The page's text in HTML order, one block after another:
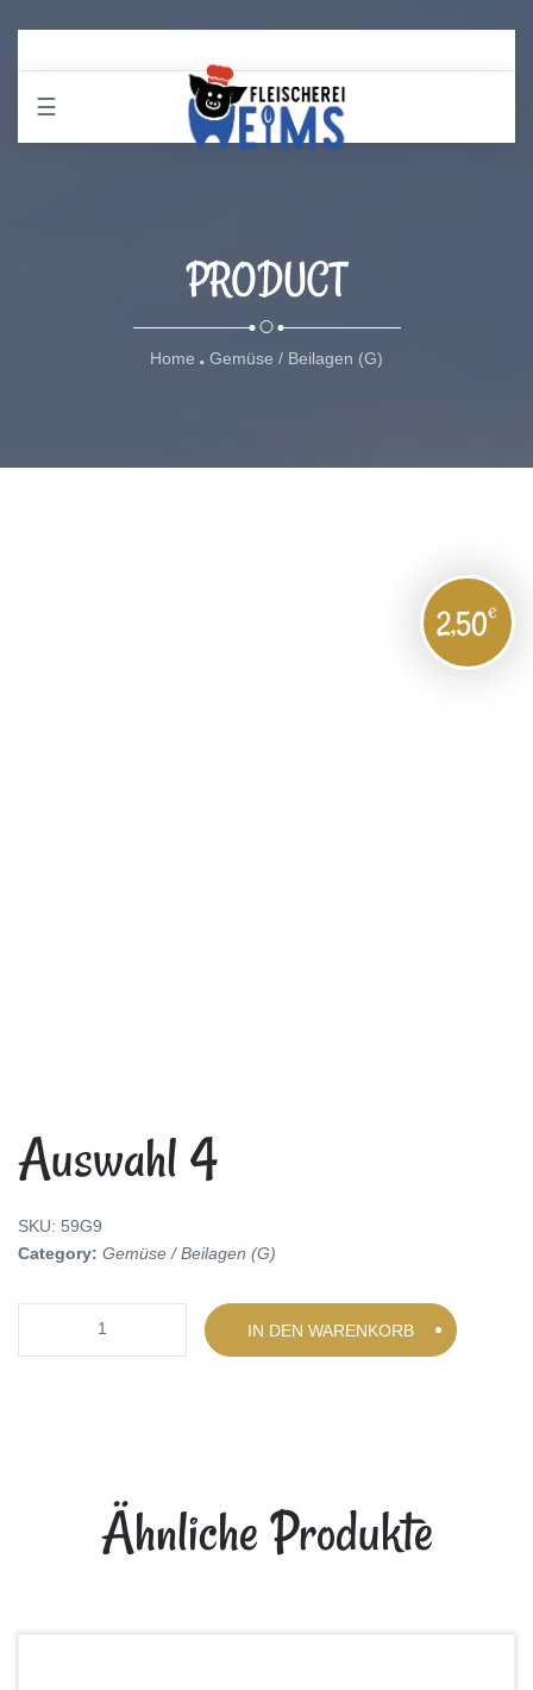
☰
PRODUCT
Home Gemüse / Beilagen (G)
Auswahl 4
2,50€
SKU: 59G9
Category: Gemüse / Beilagen (G)
IN DEN WARENKORB
Ähnliche Produkte